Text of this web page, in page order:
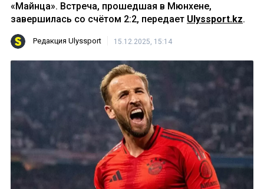
«Майнца». Встреча, прошедшая в Мюнхене,
завершилась со счётом 2:2, передает Ulyssport.kz.
Редакция Ulyssport 15.12.2025, 15:14